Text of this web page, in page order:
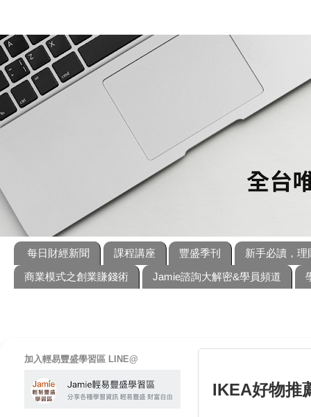
每日財經新聞 課程講座 豐盛季刊
新手必讀，理
商業模式之創業賺錢術
Jamie諮詢大解密&學員頻道
IKEA好物推
加入輕易豐盛學習區 LINE@